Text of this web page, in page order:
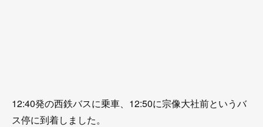
12:40発の西鉄バスに乗車、12:50に宗像大社前というバ
ス停に到着しました。